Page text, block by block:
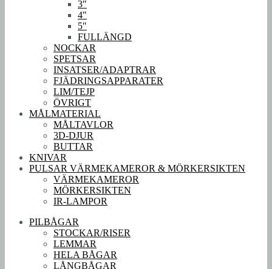
3″
4″
5″
FULLÄNGD
NOCKAR
SPETSAR
INSATSER/ADAPTRAR
FJÄDRINGSAPPARATER
LIM/TEJP
ÖVRIGT
MÅLMATERIAL
MÅLTAVLOR
3D-DJUR
BUTTAR
KNIVAR
PULSAR VÄRMEKAMEROR & MÖRKERSIKTEN
VÄRMEKAMEROR
MÖRKERSIKTEN
IR-LAMPOR
PILBÅGAR
STOCKAR/RISER
LEMMAR
HELA BÅGAR
LÅNGBÅGAR